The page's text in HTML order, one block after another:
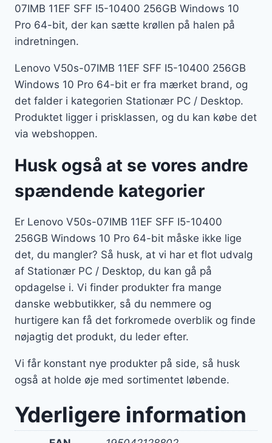
07IMB 11EF SFF I5-10400 256GB Windows 10
Pro 64-bit, der kan sætte krøllen på halen på
indretningen.
Lenovo V50s-07IMB 11EF SFF I5-10400 256GB
Windows 10 Pro 64-bit er fra mærket brand, og
det falder i kategorien Stationær PC / Desktop.
Produktet ligger i prisklassen, og du kan købe det
via webshoppen.
Husk også at se vores andre
spændende kategorier
Er Lenovo V50s-07IMB 11EF SFF I5-10400
256GB Windows 10 Pro 64-bit måske ikke lige
det, du mangler? Så husk, at vi har et flot udvalg
af Stationær PC / Desktop, du kan gå på
opdagelse i. Vi finder produkter fra mange
danske webbutikker, så du nemmere og
hurtigere kan få det forkromede overblik og finde
nøjagtig det produkt, du leder efter.
Vi får konstant nye produkter på side, så husk
også at holde øje med sortimentet løbende.
Yderligere information